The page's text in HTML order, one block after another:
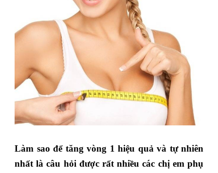
Làm sao để tăng vòng 1 hiệu quả và tự nhiên
nhất là câu hỏi được rất nhiều các chị em phụ